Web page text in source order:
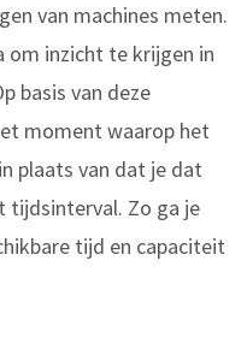
van machines meten.
om inzicht te krijgen in
basis van deze
moment waarop het
plaats van dat je dat
tijdsinterval. Zo ga je
tijd en capaciteit